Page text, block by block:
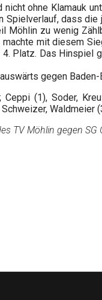
ohne Klamauk
dass die
Möhlin zu wenig
mit diesem
Platz. Das Hinspiel
gegen Baden-
(1), Soder,
Waldmeier
TV Möhlin gegen SG